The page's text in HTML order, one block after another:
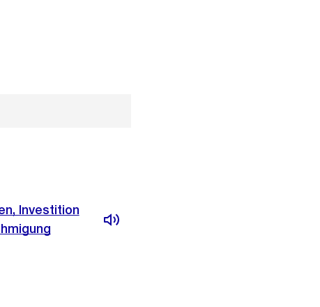
Investition